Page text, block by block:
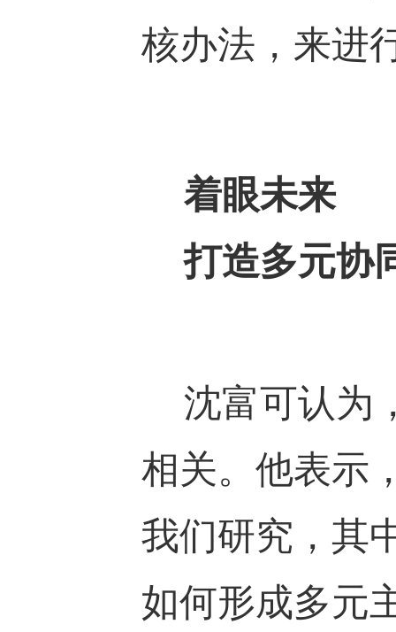
核办法，来进
着眼未来
打造多元协
沈富可认为
相关。他表示
我们研究，其
如何形成多元